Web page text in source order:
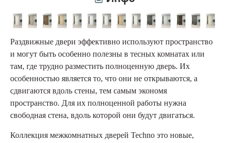
Раздвижные двери эффективно используют пространство
и могут быть особенно полезны в тесных комнатах или
там, где трудно разместить полноценную дверь. Их
особенностью является то, что они не открываются, а
сдвигаются вдоль стены, тем самым экономя
пространство. Для их полноценной работы нужна
свободная стена, вдоль которой они будут двигаться.
Коллекция межкомнатных дверей Techno это новые,